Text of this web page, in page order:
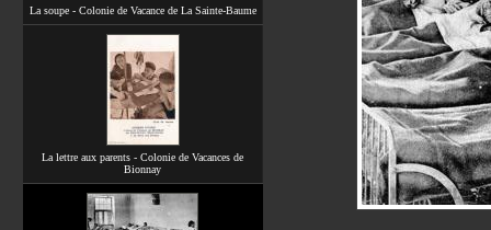
La soupe - Colonie de Vacance de La Sainte-Baume
La lettre aux parents - Colonie de Vacances de
Bionnay